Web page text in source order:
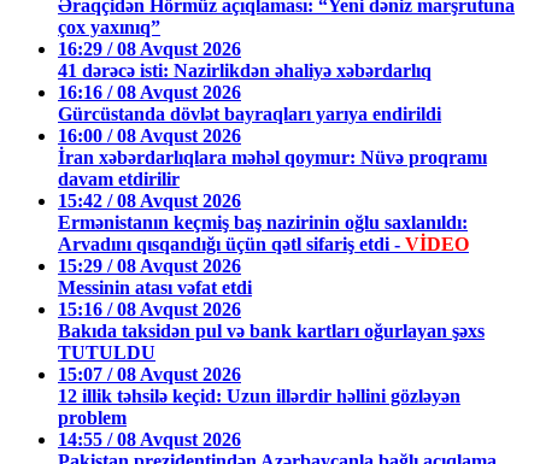
Əraqçidən Hörmüz açıqlaması: “Yeni dəniz marşrutuna
çox yaxınıq”
16:29 / 08 Avqust 2026
41 dərəcə isti: Nazirlikdən əhaliyə xəbərdarlıq
16:16 / 08 Avqust 2026
Gürcüstanda dövlət bayraqları yarıya endirildi
16:00 / 08 Avqust 2026
İran xəbərdarlıqlara məhəl qoymur: Nüvə proqramı
davam etdirilir
15:42 / 08 Avqust 2026
Ermənistanın keçmiş baş nazirinin oğlu saxlanıldı:
Arvadını qısqandığı üçün qətl sifariş etdi - VİDEO
15:29 / 08 Avqust 2026
Messinin atası vəfat etdi
15:16 / 08 Avqust 2026
Bakıda taksidən pul və bank kartları oğurlayan şəxs
TUTULDU
15:07 / 08 Avqust 2026
12 illik təhsilə keçid: Uzun illərdir həllini gözləyən
problem
14:55 / 08 Avqust 2026